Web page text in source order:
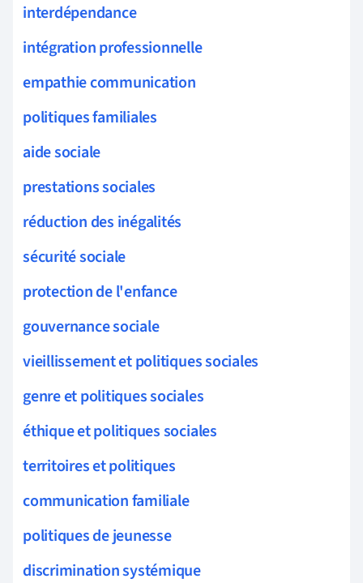
interdépendance
intégration professionnelle
empathie communication
politiques familiales
aide sociale
prestations sociales
réduction des inégalités
sécurité sociale
protection de l'enfance
gouvernance sociale
vieillissement et politiques sociales
genre et politiques sociales
éthique et politiques sociales
territoires et politiques
communication familiale
politiques de jeunesse
discrimination systémique